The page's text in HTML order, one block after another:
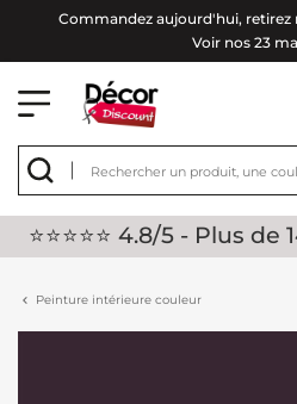
Commandez aujourd'hui, retirez
Voir nos 23
⭐⭐⭐⭐⭐ 4.8/5 - Plus
Peinture intérieure couleur